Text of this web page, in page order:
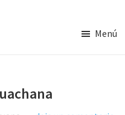
Menú